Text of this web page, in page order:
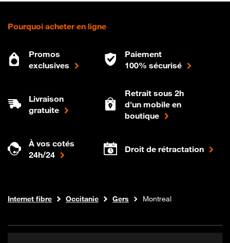
Pourquoi acheter en ligne
Promos
exclusives
Paiement
100% sécurisé
Livraison
gratuite
Retrait sous 2h
d'un mobile en
boutique
À vos cotés
24h/24
Droit de rétractation
Boutique Orange
Internet fibre Occitanie Gers Montreal